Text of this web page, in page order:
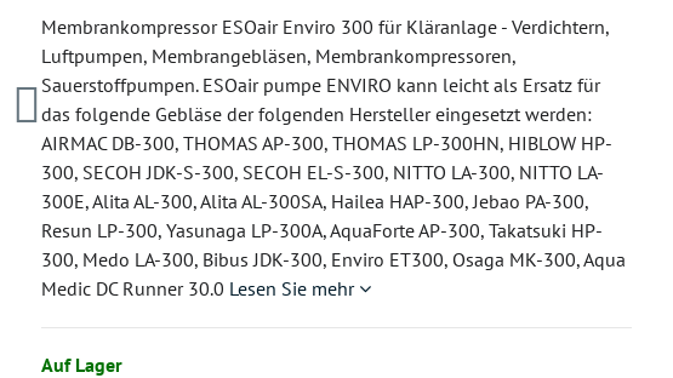
Membrankompressor ESOair Enviro 300 für Kläranlage - Verdichtern,
Luftpumpen, Membrangebläsen, Membrankompressoren,
Sauerstoffpumpen. ESOair pumpe ENVIRO kann leicht als Ersatz für
das folgende Gebläse der folgenden Hersteller eingesetzt werden:
AIRMAC DB-300, THOMAS AP-300, THOMAS LP-300HN, HIBLOW HP-
300, SECOH JDK-S-300, SECOH EL-S-300, NITTO LA-300, NITTO LA-
300E, Alita AL-300, Alita AL-300SA, Hailea HAP-300, Jebao PA-300,
Resun LP-300, Yasunaga LP-300A, AquaForte AP-300, Takatsuki HP-
300, Medo LA-300, Bibus JDK-300, Enviro ET300, Osaga MK-300, Aqua
Medic DC Runner 30.0 Lesen Sie mehr
Auf Lager